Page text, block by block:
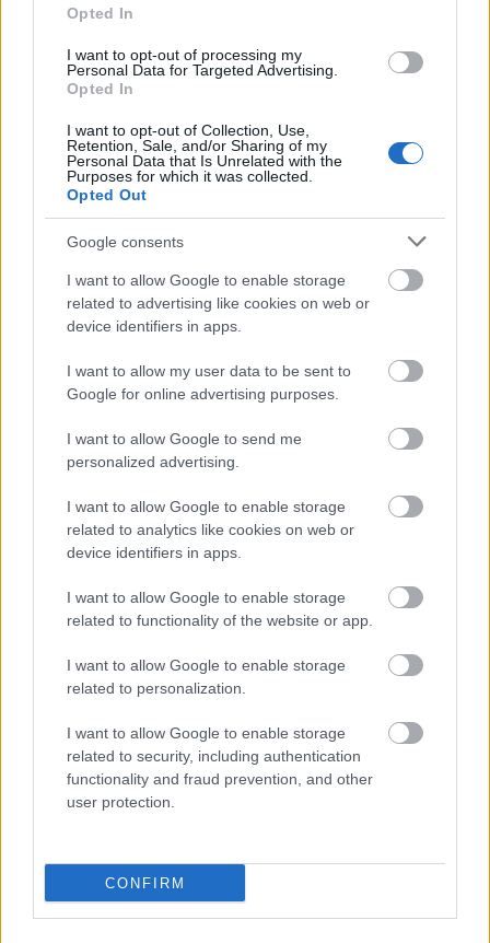
Opted In
I want to opt-out of processing my
Personal Data for Targeted Advertising.
Opted In
I want to opt-out of Collection, Use,
Retention, Sale, and/or Sharing of my
Personal Data that Is Unrelated with the
Purposes for which it was collected.
Opted Out
Google consents
I want to allow Google to enable storage
related to advertising like cookies on web or
device identifiers in apps.
I want to allow my user data to be sent to
Google for online advertising purposes.
I want to allow Google to send me
personalized advertising.
I want to allow Google to enable storage
related to analytics like cookies on web or
device identifiers in apps.
I want to allow Google to enable storage
related to functionality of the website or app.
I want to allow Google to enable storage
related to personalization.
I want to allow Google to enable storage
related to security, including authentication
functionality and fraud prevention, and other
user protection.
CONFIRM
Vezi și
Ce să știi despre implantul de păr
realizat la Dr. Felix Hair Implant în
București: preț și alte detalii
Femeile angelice din zodiac
8 bărbați din zodiac care sunt atrași de
femeile inteligente